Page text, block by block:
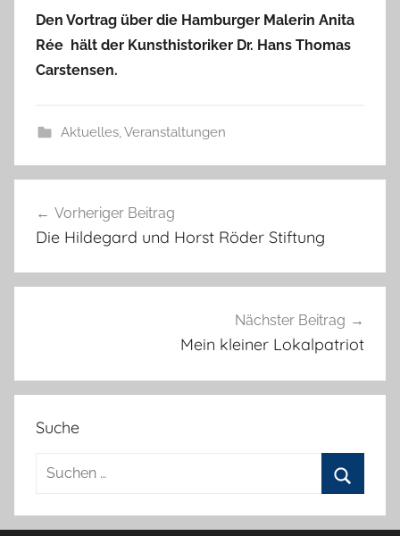
Den Vortrag über die Hamburger Malerin Anita
Rée hält der Kunsthistoriker Dr. Hans Thomas
Carstensen.
Aktuelles,Veranstaltungen
Vorheriger Beitrag
Die Hildegard und Horst Röder Stiftung
Nächster Beitrag
Mein kleiner Lokalpatriot
Suche
Suchen